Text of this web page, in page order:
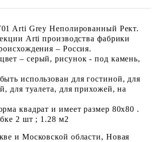
Arti Grey Неполированный Рект.
Arti производства фабрики
– Россия.
– серый, рисунок - под камень,
использован для гостиной, для
для туалета, для прихожей, на
квадрат и имеет размер 80x80 .
2 шт ; 1.28 м2
и Московской области, Новая